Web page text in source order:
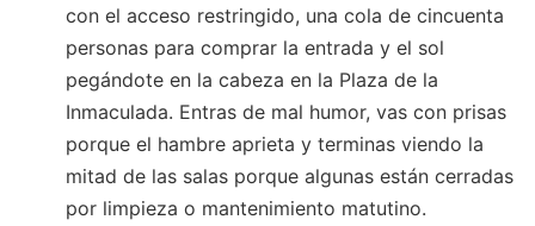
con el acceso restringido, una cola de cincuenta
personas para comprar la entrada y el sol
pegándote en la cabeza en la Plaza de la
Inmaculada. Entras de mal humor, vas con prisas
porque el hambre aprieta y terminas viendo la
mitad de las salas porque algunas están cerradas
por limpieza o mantenimiento matutino.